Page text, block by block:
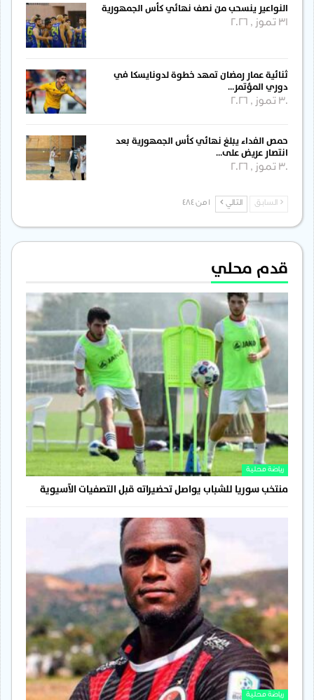
النواعير ينسحب من نصف نهائي كأس الجمهورية
31 تموز , 2026
ثنائية عمار رمضان تمهد خطوة لدونايسكا في
دوري المؤتمر…
30 تموز , 2026
حمص الفداء يبلغ نهائي كأس الجمهورية بعد
انتصار عريض على…
30 تموز , 2026
السابق التالي
قدم محلي
رياضة محلية
منتخب سوريا للشباب يواصل تحضيراته قبل التصفيات الآسيوية
رياضة محلية